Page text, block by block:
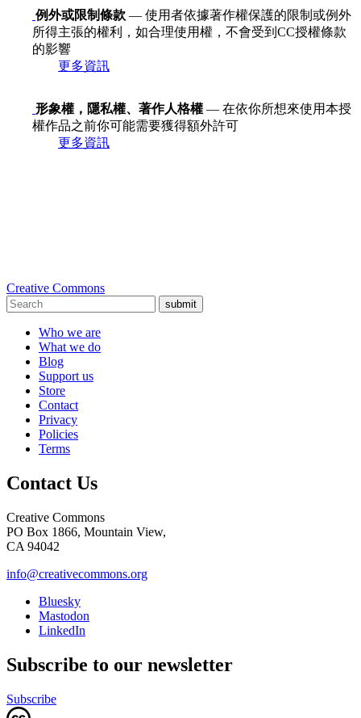
例外或限制條款 — 使用者依據著作權保護的限制或例外
所得主張的權利，如合理使用權，不會受到CC授權條款
的影響
更多資訊
形象權，隱私權、著作人格權 — 在依你所想來使用本授
權作品之前你可能需要獲得額外許可
更多資訊
Creative Commons
submit
Who we are
What we do
Blog
Support us
Store
Contact
Privacy
Policies
Terms
Contact Us
Creative Commons
PO Box 1866, Mountain View,
CA 94042
info@creativecommons.org
Bluesky
Mastodon
LinkedIn
Subscribe to our newsletter
Subscribe